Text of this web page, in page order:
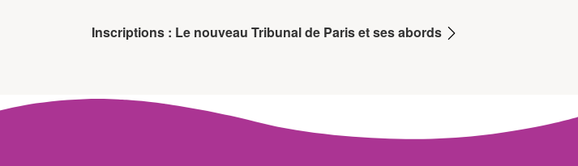
Inscriptions : Le nouveau Tribunal de Paris et ses abords